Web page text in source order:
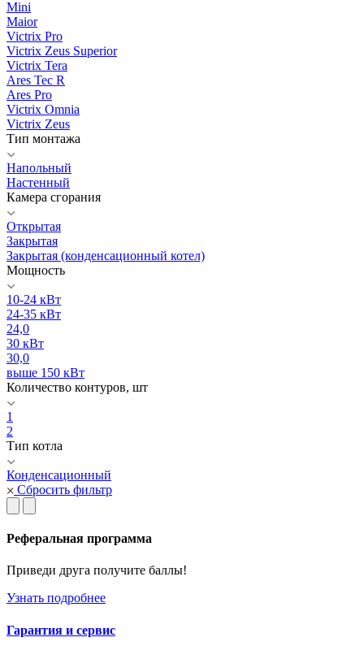
Mini
Maior
Victrix Pro
Victrix Zeus Superior
Victrix Tera
Ares Tec R
Ares Pro
Victrix Omnia
Victrix Zeus
Тип монтажа
Напольный
Настенный
Камера сгорания
Открытая
Закрытая
Закрытая (конденсационный котел)
Мощность
10-24 кВт
24-35 кВт
24,0
30 кВт
30,0
выше 150 кВт
Количество контуров, шт
1
2
Тип котла
Конденсационный
Сбросить фильтр
Реферальная программа
Приведи друга получите баллы!
Узнать подробнее
Гарантия и сервис